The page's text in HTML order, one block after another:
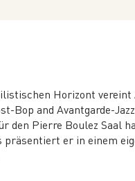
Horizont vereint
Bop and Avantgarde-
den Pierre Boulez Saal
er in einem